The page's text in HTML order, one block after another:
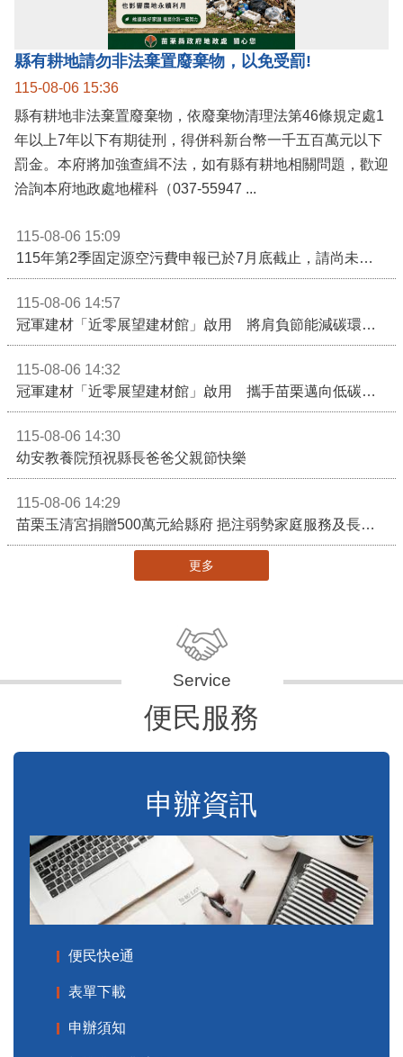
縣有耕地請勿非法棄置廢棄物，以免受罰!
115-08-06 15:36
縣有耕地非法棄置廢棄物，依廢棄物清理法第46條規定處1
年以上7年以下有期徒刑，得併科新台幣一千五百萬元以下
罰金。本府將加強查緝不法，如有縣有耕地相關問題，歡迎
洽詢本府地政處地權科（037-55947 ...
115-08-06 15:09
115年第2季固定源空污費申報已於7月底截止，請尚未申報公私場所儘速完成申繳，以免面臨滯納金及罰鍰!
115-08-06 14:57
冠軍建材「近零展望建材館」啟用 將肩負節能減碳環境教育重任
115-08-06 14:32
冠軍建材「近零展望建材館」啟用 攜手苗栗邁向低碳建築新未來
115-08-06 14:30
幼安教養院預祝縣長爸爸父親節快樂
115-08-06 14:29
苗栗玉清宮捐贈500萬元給縣府 挹注弱勢家庭服務及長照醫療資源
更多
便民服務
申辦資訊
便民快e通
表單下載
申辦須知